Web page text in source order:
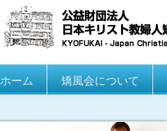
Skip to primary content
Skip to secondary content
ホーム 矯風会について